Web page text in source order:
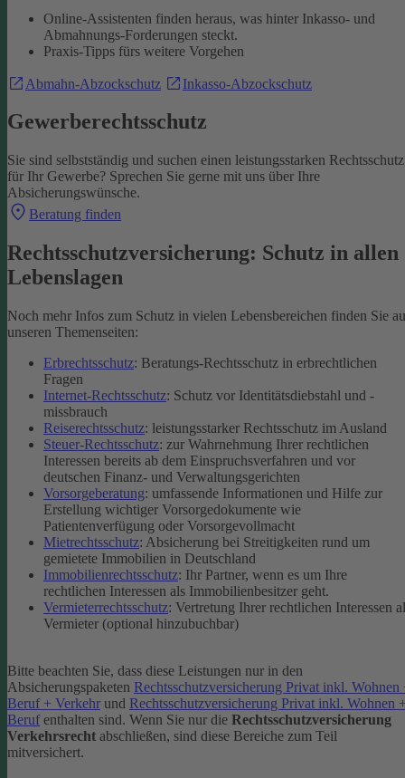
Online-Assistenten finden heraus, was hinter Inkasso- und
Abmahnungs-Forderungen steckt.
Praxis-Tipps fürs weitere Vorgehen
Abmahn-Abzockschutz Inkasso-Abzockschutz
Gewerberechtsschutz
Sie sind selbstständig und suchen einen leistungsstarken Rechtsschutz
für Ihr Gewerbe? Sprechen Sie gerne mit uns über Ihre
Absicherungswünsche.
Beratung finden
Rechtsschutzversicherung: Schutz in allen
Lebenslagen
Noch mehr Infos zum Schutz in vielen Lebensbereichen finden Sie
unseren Themenseiten:
Erbrechtsschutz: Beratungs-Rechtsschutz in erbrechtlichen
Fragen
Internet-Rechtsschutz: Schutz vor Identitätsdiebstahl und -
missbrauch
Reiserechtsschutz: leistungsstarker Rechtsschutz im Ausland
Steuer-Rechtsschutz: zur Wahrnehmung Ihrer rechtlichen
Interessen bereits ab dem Einspruchsverfahren und vor
deutschen Finanz- und Verwaltungsgerichten
Vorsorgeberatung: umfassende Informationen und Hilfe zur
Erstellung wichtiger Vorsorgedokumente wie
Patientenverfügung oder Vorsorgevollmacht
Mietrechtsschutz: Absicherung bei Streitigkeiten rund um
gemietete Immobilien in Deutschland
Immobilienrechtsschutz: Ihr Partner, wenn es um Ihre
rechtlichen Interessen als Immobilienbesitzer geht.
Vermieterrechtsschutz: Vertretung Ihrer rechtlichen Interessen
Vermieter (optional hinzubuchbar)
Bitte beachten Sie, dass diese Leistungen nur in den
Absicherungspaketen Rechtsschutzversicherung Privat inkl. Wohnen
Beruf + Verkehr und Rechtsschutzversicherung Privat inkl. Wohnen
Beruf enthalten sind. Wenn Sie nur die Rechtsschutzversicherung
Verkehrsrecht abschließen, sind diese Bereiche zum Teil
mitversichert.